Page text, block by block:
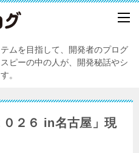
ムを目指して、開発者のプログ
ピーの中の人が、開発秘話やシ
。
０２６ in名古屋」現